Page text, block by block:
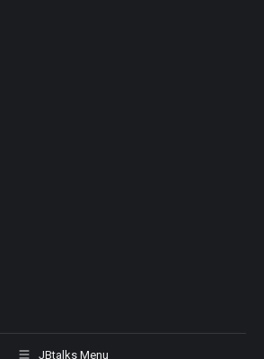
JBtalks Menu